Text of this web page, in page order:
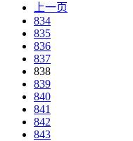
上一页
834
835
836
837
838
839
840
841
842
843